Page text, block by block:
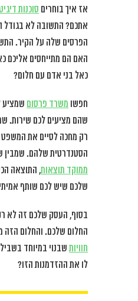
אז איך בוחרים סוכנות
אתכם? התשובה לא בגודל
הפרסים שלה על הקיר.
האם הם מתייחסים אליכם
כאל בני אדם עם חלום?
חפשו משרד פרסום שמציע
שהם מציעים לכם שירות.
רק מחכה לסיים את המשפט
הסטנדרטית שלהם. שמבין
ממוקד תוצאות, התוצאה
שלכם שיש לכם שותף
בסוף, העסק שלכם זה לא
החלום שלכם. והחלום הזה
חוויותשבנוי במיוחד
לו את ההזדמנות הזו?